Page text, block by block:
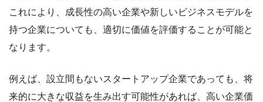
これにより、成長性の高い企業や新しいビジネスモデルを
持つ企業についても、適切に価値を評価することが可能と
なります。
例えば、設立間もないスタートアップ企業であっても、将
来的に大きな収益を生み出す可能性があれば、高い企業価